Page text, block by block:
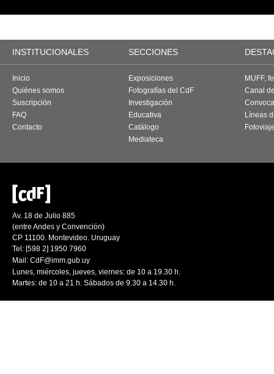
INSTITUCIONALES SECCIONES
Inicio
Quiénes somos
Suscripción
FAQ
Contacto
Exposiciones
Fotografías del CdF
Investigación
Educativa
Catálogo
Mediateca
MUFF,
Canal
Líneas
Av. 18 de Julio 885
(entre Andes y Convención)
CP 11100. Montevideo. Uruguay
Tel: [598 2] 1950 7960
Mail: CdF@imm.gub.uy
Lunes, miércoles, jueves, viernes: de 10 a 19.30 h.
Martes: de 10 a 21 h. Sábados de 9.30 a 14.30 h.